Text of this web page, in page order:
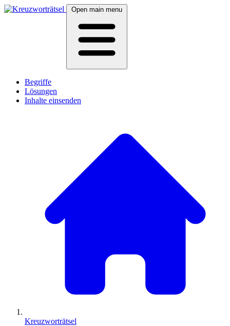
Open main menu
Begriffe
Lösungen
Inhalte einsenden
Kreuzworträtsel